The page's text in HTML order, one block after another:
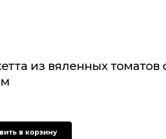
из вяленных
в корзину